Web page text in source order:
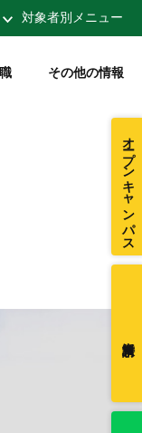
対象者別メニュー
方へ その他の情報
オープンキャンパス